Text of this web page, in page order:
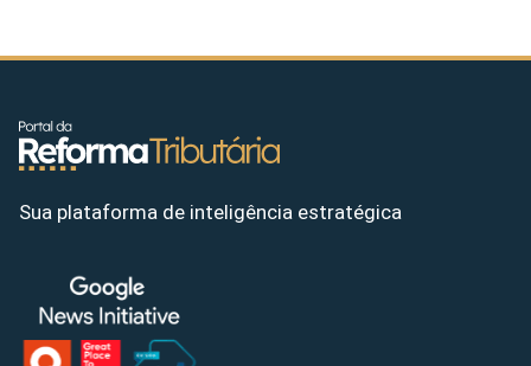
Sua plataforma de inteligência estratégica